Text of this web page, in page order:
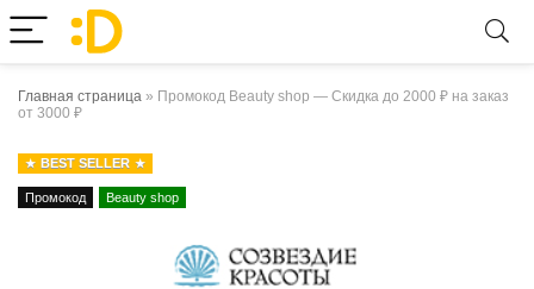
Главная страница » Промокод Beauty shop — Скидка до 2000 ₽ на заказ
от 3000 ₽
BEST SELLER
Промокод Beauty shop